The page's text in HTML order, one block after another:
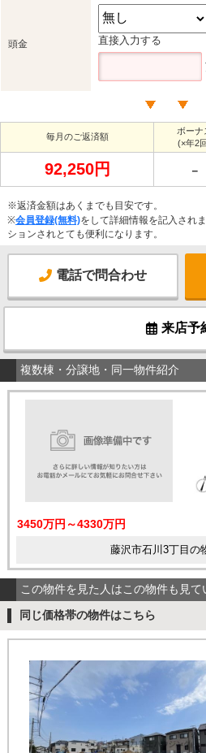
頭金 直接入力する
毎月のご返済額
ボーナ
(×年2
92,250円 －
※返済金額はあくまでも目安です。
※会員登録(無料)をして詳細情報を記入され
ションされとても便利になります。
電話で問合わせ
来店予
複数棟・分譲地・同一物件紹介
3450万円～4330万円
藤沢市石川3丁目の
この物件を見た人はこの物件も見て
同じ価格帯の物件はこちら